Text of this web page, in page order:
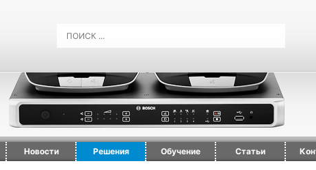
Новости Решения Обучение Статьи